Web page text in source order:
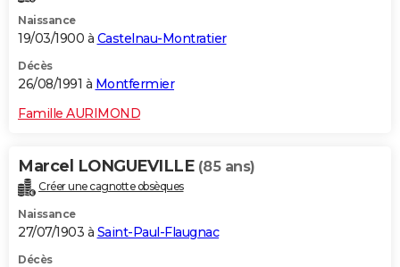
Naissance
19/03/1900 à Castelnau-Montratier
Décès
26/08/1991 à Montfermier
Famille AURIMOND
Marcel LONGUEVILLE (85 ans)
Créer une cagnotte obsèques
Naissance
27/07/1903 à Saint-Paul-Flaugnac
Décès